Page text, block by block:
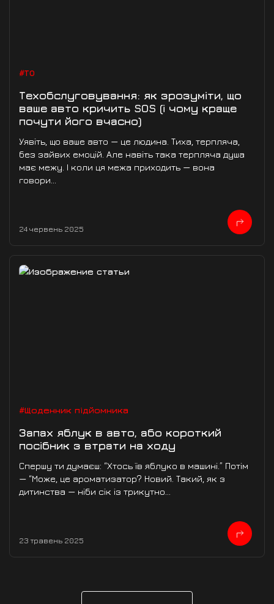
#ТО
Техобслуговування: як зрозуміти, що
ваше авто кричить SOS (і чому краще
почути його вчасно)
Уявіть, що ваше авто — це людина. Тиха, терпляча,
без зайвих емоцій. Але навіть така терпляча душа
має межу. І коли ця межа приходить — вона
говори...
24 червень 2025
#Щоденник підйомника
Запах яблук в авто, або короткий
посібник з втрати на ходу
Спершу ти думаєш: “Хтось їв яблуко в машині.” Потім
— “Може, це ароматизатор? Новий. Такий, як з
дитинства — ніби сік із трикутно...
23 травень 2025